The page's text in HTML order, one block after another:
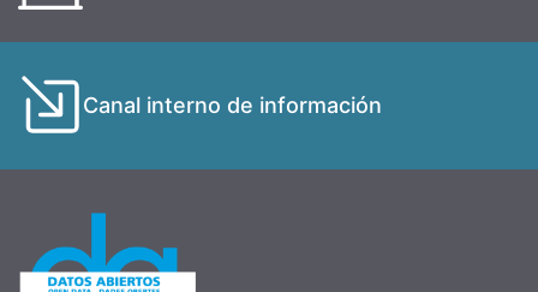
Canal interno de información